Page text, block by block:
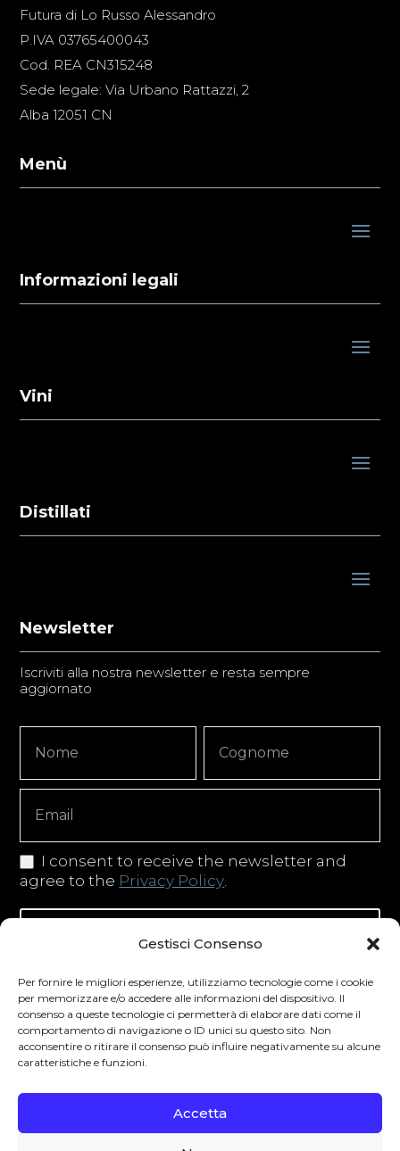
Gestisci Consenso
Per fornire le migliori esperienze, utilizziamo tecnologie come i cookie
per memorizzare e/o accedere alle informazioni del dispositivo. Il
consenso a queste tecnologie ci permetterà di elaborare dati come il
comportamento di navigazione o ID unici su questo sito. Non
acconsentire o ritirare il consenso può influire negativamente su alcune
caratteristiche e funzioni.
Accetta
Futura di Lo Russo Alessandro
P.IVA 03765400043
Cod. REA CN315248
Sede legale: Via Urbano Rattazzi, 2
Alba 12051 CN
Menù
Informazioni legali
Vini
Distillati
Newsletter
Iscriviti alla nostra newsletter e resta sempre
aggiornato
Signup
Copy
I consent to receive the newsletter and
agree to the Privacy Policy
Iscriviti alla newsletter
Degustibus invita al consumo responsabile.
La vendita di bevande alcoliche è vietata ai
Paese di residenza. L’abuso di alcol è
pericoloso per la salute.